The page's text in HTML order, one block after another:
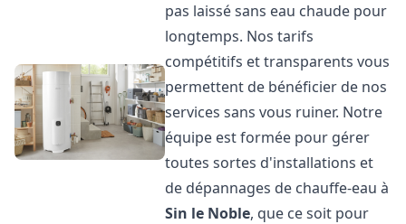
pas laissé sans eau chaude pour
longtemps. Nos tarifs
compétitifs et transparents vous
permettent de bénéficier de nos
services sans vous ruiner. Notre
équipe est formée pour gérer
toutes sortes d'installations et
de dépannages de chauffe-eau à
Sin le Noble, que ce soit pour